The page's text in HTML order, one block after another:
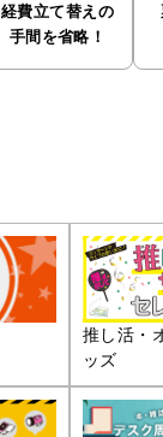
経費立て替えの
手間を省略！
推し活・
ッズ